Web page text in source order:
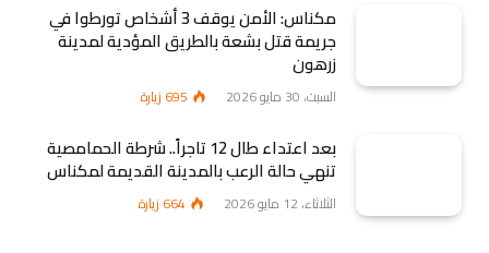
مكناس: الأمن يوقف 3 أشخاص تورطوا في
جريمة قتل بشعة بالطريق المؤدية لمدينة
زرهون
السبت، 30 مايو 2026 695 زيارة
بعد اعتداء طال 12 تاجراً.. شرطة الحمامصية
تنهي حالة الرعب بالمدينة القديمة لمكناس
الثلاثاء، 12 مايو 2026 664 زيارة